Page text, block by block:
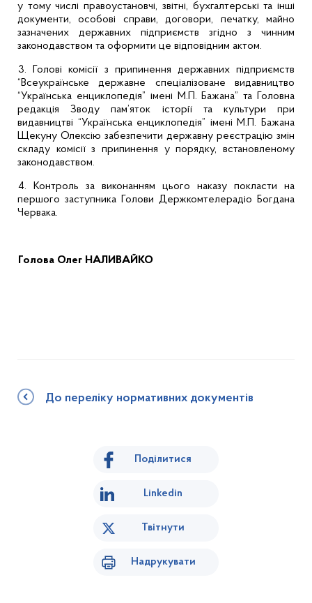
у тому числі правоустановчі, звітні, бухгалтерські та інші
документи, особові справи, договори, печатку, майно
зазначених державних підприємств згідно з чинним
законодавством та оформити це відповідним актом.
3. Голові комісії з припинення державних підприємств
“Всеукраїнське державне спеціалізоване видавництво
“Українська енциклопедія” імені М.П. Бажана” та Головна
редакція Зводу пам’яток історії та культури при
видавництві “Українська енциклопедія” імені М.П. Бажана
Щекуну Олексію забезпечити державну реєстрацію змін
складу комісії з припинення у порядку, встановленому
законодавством.
4. Контроль за виконанням цього наказу покласти на
першого заступника Голови Держкомтелерадіо Богдана
Червака.
Голова Олег НАЛИВАЙКО
До переліку нормативних документів
Поділитися
Linkedin
Твітнути
Надрукувати